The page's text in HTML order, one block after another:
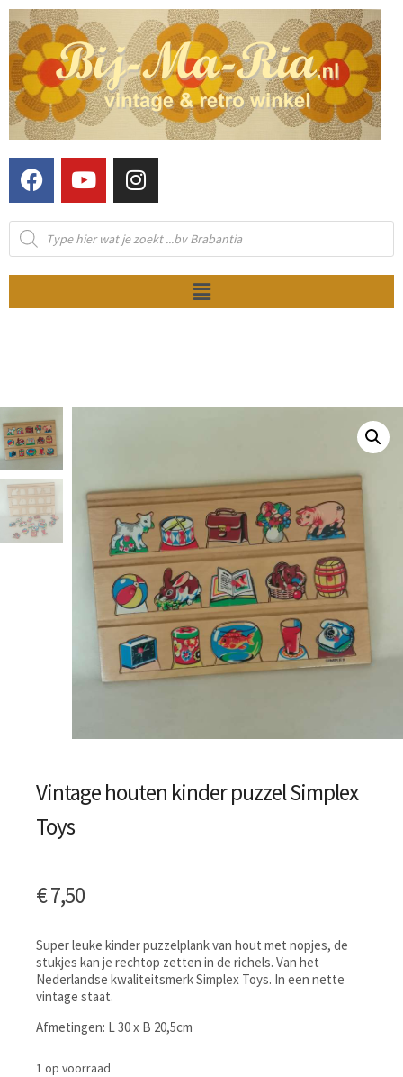
Vintage houten kinder puzzel Simplex
Toys
€7,50
Super leuke kinder puzzelplank van hout met nopjes, de
stukjes kan je rechtop zetten in de richels. Van het
Nederlandse kwaliteitsmerk Simplex Toys. In een nette
vintage staat.
Afmetingen: L 30 x B 20,5cm
1 op voorraad